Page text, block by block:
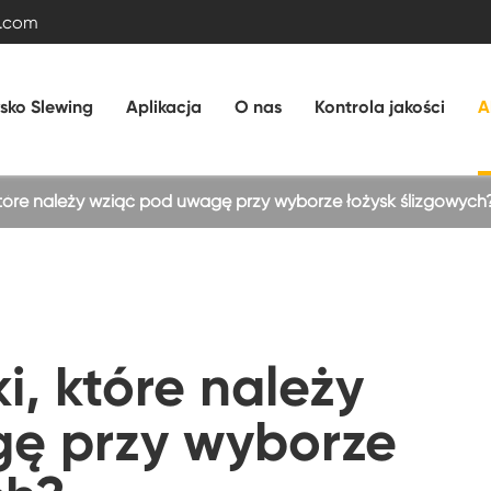
Slewing
Łożysko pierścieniowe Slewing z przekładnią
zewnętrzną
Łożysko tulei bez przekładni
Aplikacja O nas Kontrola jakości
należy wziąć pod uwagę przy wyborze łożysk
które należy
przy wyborze